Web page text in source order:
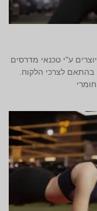
ע"י טכנאי מדרסים
לצרכי הלקוח.